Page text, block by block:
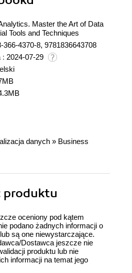
Master the Art of Data
Tools and Techniques
366-4370-8, 9781836643708
: 2024-07-29
danych » Business
produktu
oceniony pod kątem
podano żadnych informacji o
są one niewystarczające.
Dostawca jeszcze nie
produktu lub nie
informacji na temat jego